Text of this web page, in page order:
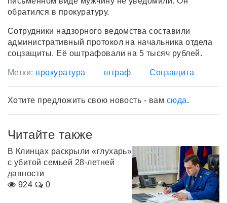
обратился в прокуратуру.
Сотрудники надзорного ведомства составили
административный протокол на начальника отдела
соцзащиты. Её оштрафовали на 5 тысяч рублей.
Метки: прокуратура штраф Соцзащита
Хотите предложить свою новость - вам сюда.
Читайте также
В Клинцах раскрыли «глухарь»
с убитой семьей 28-летней
давности
924
0